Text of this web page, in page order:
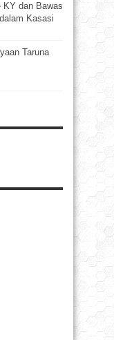
KY dan Bawas
Kasasi
Taruna